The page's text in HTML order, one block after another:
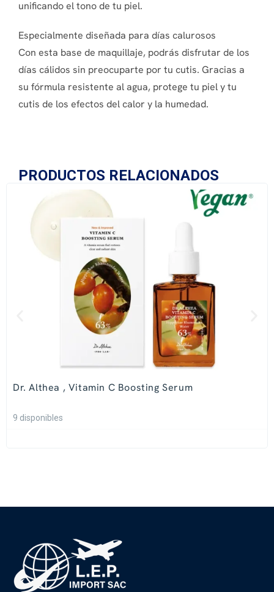
unificando el tono de tu piel.
Especialmente diseñada para días calurosos
Con esta base de maquillaje, podrás disfrutar de los
días cálidos sin preocuparte por tu cutis. Gracias a
su fórmula resistente al agua, protege tu piel y tu
cutis de los efectos del calor y la humedad.
PRODUCTOS RELACIONADOS
Dr. Althea , Vitamin C Boosting Serum
9 disponibles